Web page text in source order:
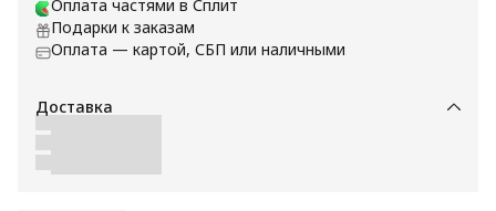
Оплата частями в Сплит
Подарки к заказам
Оплата — картой, СБП или наличными
Доставка